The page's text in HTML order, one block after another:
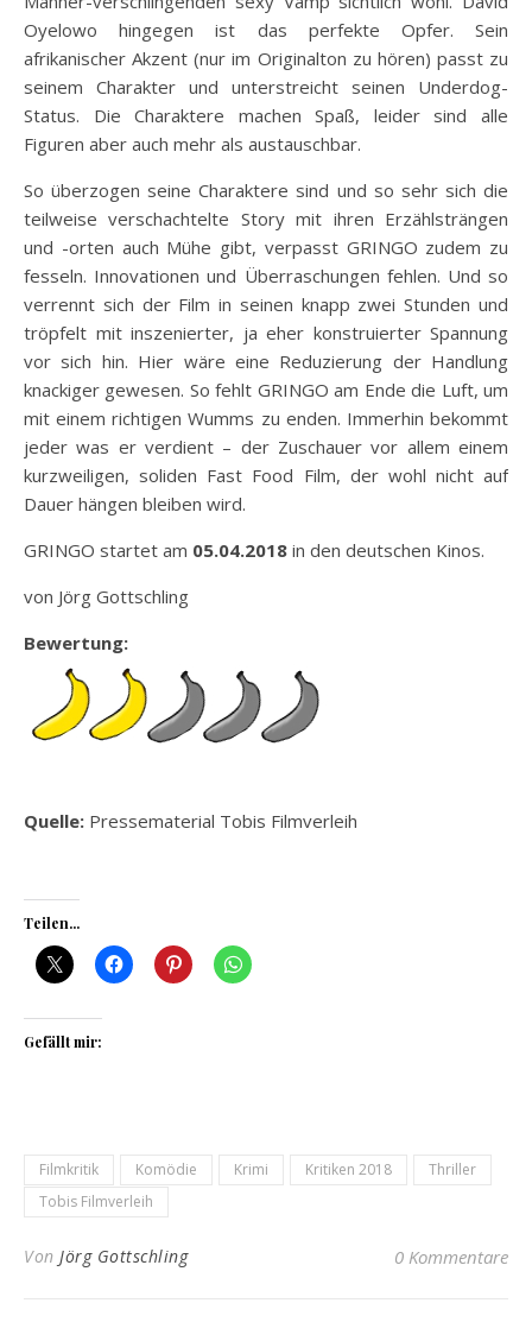
Oyelowo hingegen ist das perfekte Opfer. Sein
afrikanischer Akzent (nur im Originalton zu hören) passt zu
seinem Charakter und unterstreicht seinen Underdog-
Status. Die Charaktere machen Spaß, leider sind alle
Figuren aber auch mehr als austauschbar.
So überzogen seine Charaktere sind und so sehr sich die
teilweise verschachtelte Story mit ihren Erzählsträngen
und -orten auch Mühe gibt, verpasst GRINGO zudem zu
fesseln. Innovationen und Überraschungen fehlen. Und so
verrennt sich der Film in seinen knapp zwei Stunden und
tröpfelt mit inszenierter, ja eher konstruierter Spannung
vor sich hin. Hier wäre eine Reduzierung der Handlung
knackiger gewesen. So fehlt GRINGO am Ende die Luft, um
mit einem richtigen Wumms zu enden. Immerhin bekommt
jeder was er verdient – der Zuschauer vor allem einem
kurzweiligen, soliden Fast Food Film, der wohl nicht auf
Dauer hängen bleiben wird.
GRINGO startet am 05.04.2018 in den deutschen Kinos.
von Jörg Gottschling
Bewertung:
Quelle: Pressematerial Tobis Filmverleih
Teilen...
Gefällt mir:
Filmkritik Komödie Krimi Kritiken 2018
Thriller
Tobis Filmverleih
Von Jörg Gottschling 0 Kommentare